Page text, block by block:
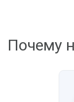
Почему